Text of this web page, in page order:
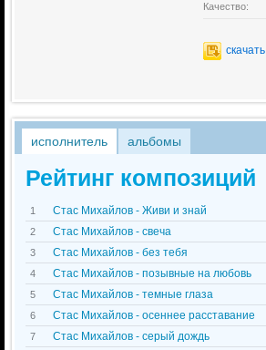
Качество:
скачать
исполнитель альбомы
Рейтинг композиций
1 Стас Михайлов - Живи и знай
2 Стас Михайлов - свеча
3 Стас Михайлов - без тебя
4 Стас Михайлов - позывные на любовь
5 Стас Михайлов - темные глаза
6 Стас Михайлов - осеннее расставание
7 Стас Михайлов - серый дождь